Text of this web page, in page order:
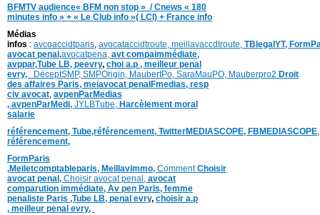
BFMTV audience« BFM non stop » / Cnews « 180
minutes info » + « Le Club info »( LCI) + France info
Médias
infos : avcoaccidtparis, avocataccidtroute, meillavaccdtroute, TBlegalYT,
avocat penal,avocatpena, avt compaimmédiate,
avppar,Tube LB, peevry, choi a.p , meilleur penal
evry,
DéceptSMP, SMPOrigin, MaubertPo, SaraMauPO, Mauberpro2 Droit
des affaires Paris, meiavocat penalFmedias, resp
civ avocat, avpenParMedias
, avpenParMedi, JYLBTube, Harcèlement moral
salarie
référencement, Tube,référencement, TwitterMEDIASCOPE, FBMEDIASCOPE
référencement,
FormParis
,Meiletcomptableparis, Meillavimmo, CommentChoisir
avocat penal, Choisir avocat penal, avocat
comparution immédiate, Av pen Paris, femme
penaliste Paris ,Tube LB, penal evry, choisir a.p
, meilleur penal evry,